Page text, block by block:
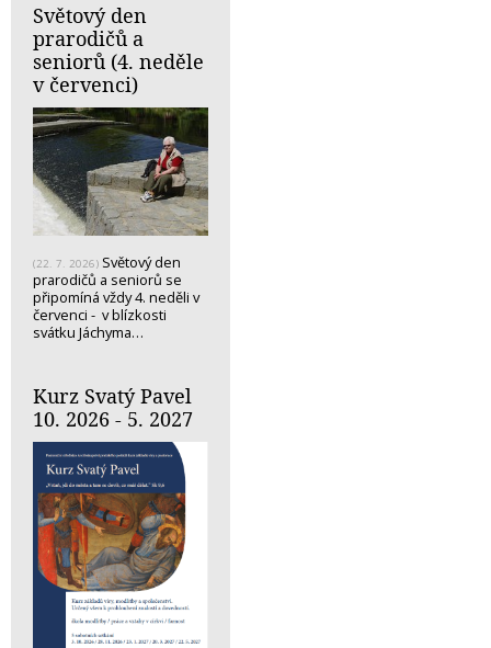
Světový den
prarodičů a
seniorů (4. neděle
v červenci)
(22. 7. 2026) Světový den
prarodičů a seniorů se
připomíná vždy 4. neděli v
červenci - v blízkosti
svátku Jáchyma…
Kurz Svatý Pavel
10. 2026 - 5. 2027